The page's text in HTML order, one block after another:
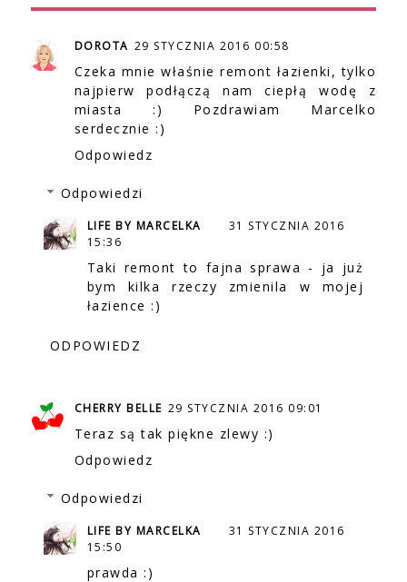
DOROTA 29 STYCZNIA 2016 00:58
Czeka mnie właśnie remont łazienki, tylko
najpierw podłączą nam ciepłą wodę z
miasta :) Pozdrawiam Marcelko
serdecznie :)
Odpowiedz
Odpowiedzi
LIFE BY MARCELKA
31 STYCZNIA 2016
15:36
Taki remont to fajna sprawa - ja już
bym kilka rzeczy zmienila w mojej
łazience :)
ODPOWIEDZ
CHERRY BELLE 29 STYCZNIA 2016 09:01
Teraz są tak piękne zlewy :)
Odpowiedz
Odpowiedzi
LIFE BY MARCELKA
31 STYCZNIA 2016
15:50
prawda :)